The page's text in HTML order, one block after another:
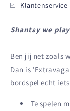
Shantay we
Ben jij net zoals
Dan is
bordspel echt
Te spelen